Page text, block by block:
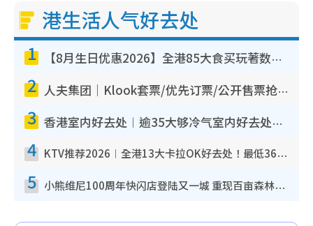
港生活人气好去处
1 【8月生日优惠2026】全港85大食买玩著数攻略 自助餐/火锅放题同行免费＋诚品/DONKI送现金券
2 人夫集团｜Klook套票/优先订票/公开售票抢票攻略！附票价.购票连结.场地座位表
3 香港室内好去处︱逾35大够冷气室内好去处推荐 室内活动免费避雨无惧下雨
4 KTV推荐2026︱全港13大卡拉OK好去处！最低36元起 日语歌都有！(附地址+收费详情)
5 小熊维尼100周年快闪店登陆又一城 重现百亩森林经典场景／独家限定盲盒登场／专属DIY香水